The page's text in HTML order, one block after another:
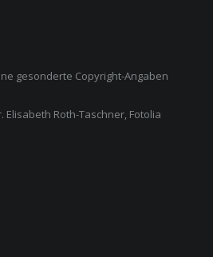
gesonderte Copyright-Angaben
Elisabeth Roth-Taschner, Fotolia